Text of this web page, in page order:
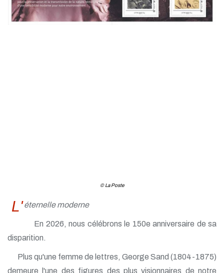
© La Poste
L'éternelle moderne
En 2026, nous célébrons le 150e anniversaire de sa
disparition.
Plus qu'une femme de lettres, George Sand (1804-1875)
demeure l'une des figures des plus visionnaires de notre